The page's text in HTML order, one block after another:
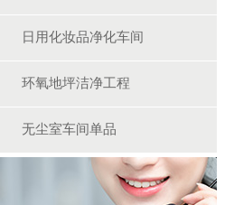
日用化妆品净化车间
环氧地坪洁净工程
无尘室车间单品